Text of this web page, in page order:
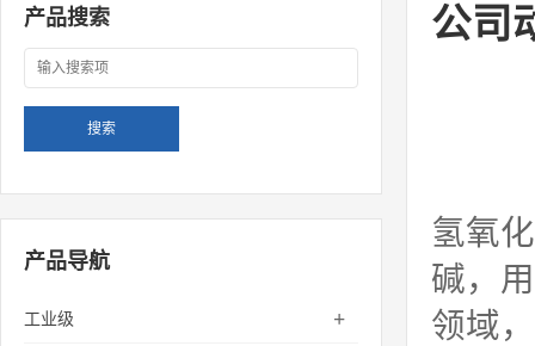
产品搜索
产品导航
工业级 +
公司
氢氧
碱，
领域